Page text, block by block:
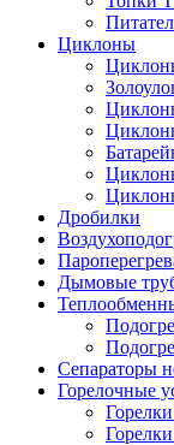
Циклоны
Дробилки
Дымовые
Сепараторы
Горелочные